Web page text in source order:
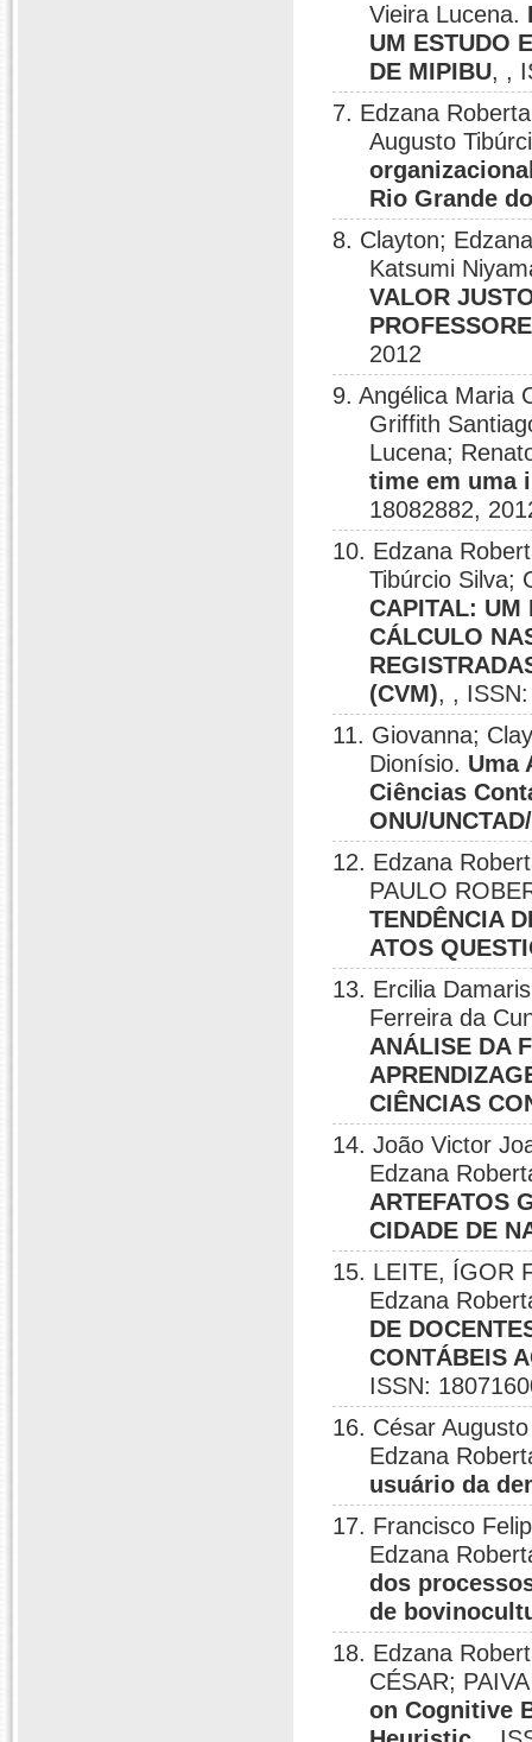
Vieira Lucena.
UM ESTUDO
DE MIPIBU, ,
7. Edzana
Augusto
Rio Grande
8. Clayton;
Katsumi
VALOR
2012
9. Angélica Maria
Griffith
Lucena;
time em uma
18082882,
10. Edzana
Tibúrcio Silva;
CAPITAL: UM
CÁLCULO
(CVM), ,
11. Giovanna;
Dionísio. Uma
Ciências
ONU/
12. Edzana
PAULO
TENDÊNCIA
ATOS
13. Ercilia
Ferreira da
ANÁLISE DA
CIÊNCIAS
14. João Victor
Edzana
ARTEFATOS
CIDADE DE
15. LEITE, ÍGOR
Edzana
DE
CONTÁBEIS
ISSN:
16. César
Edzana
usuário da
17. Francisco
Edzana
dos
de
18. Edzana
CÉSAR;
on Cognitive